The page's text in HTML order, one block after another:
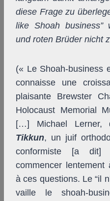
diese Frage zu
like Shoah business”
und roten Brüder nicht
(« Le Shoah-business
connaisse une
plaisante Brewster
Holocaust Memorial
[…] Michael Lerner,
Tikkun, un juif
conformiste [a
commencer
à ces questions. Le “il
vaille le shoah-